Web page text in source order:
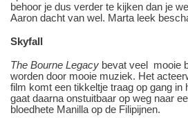
behoor je dus verder te kijken dan je
Aaron dacht van wel. Marta leek
Skyfall
The Bourne Legacy bevat veel mooie
worden door mooie muziek. Het
film komt een tikkeltje traag op gang in
gaat daarna onstuitbaar op weg naar
bloedhete Manilla op de Filipijnen.